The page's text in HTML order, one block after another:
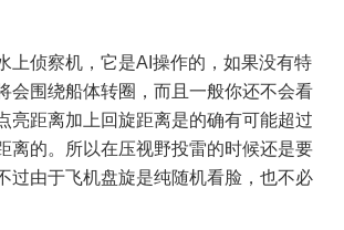
上侦察机，它是AI操作的，如果没有特
会围绕船体转圈，而且一般你还不会看
亮距离加上回旋距离是的确有可能超过
离的。所以在压视野投雷的时候还是要
过由于飞机盘旋是纯随机看脸，也不必